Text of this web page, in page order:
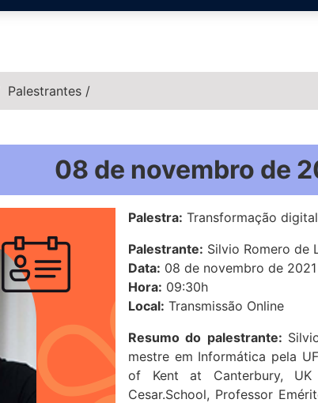
Palestrantes /
08 de novembro de
Palestra: Transformação
Palestrante: Silvio Romero de
Data: 08 de novembro de 2021
Hora: 09:30h
Local: Transmissão Online
Resumo do palestrante:
mestre em Informática pela
of Kent at Canterbury, UK
Cesar.School, Professor